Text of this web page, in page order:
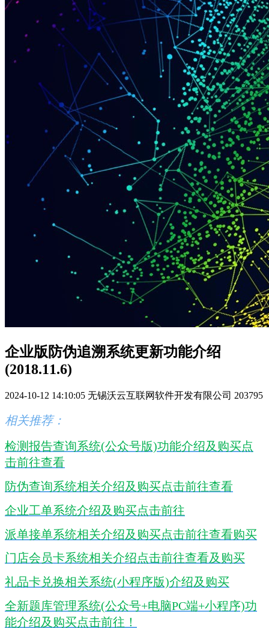
企业版防伪追溯系统更新功能介绍
(2018.11.6)
2024-10-12 14:10:05 无锡沃云互联网软件开发有限公司 203795
相关推荐：
检测报告查询系统(公众号版)功能介绍及购买点
击前往查看
防伪查询系统相关介绍及购买点击前往查看
企业工单系统介绍及购买点击前往
派单接单系统相关介绍及购买点击前往查看购买
门店会员卡系统相关介绍点击前往查看及购买
礼品卡兑换相关系统(小程序版)介绍及购买
全新题库管理系统(公众号+电脑PC端+小程序)功
能介绍及购买点击前往！